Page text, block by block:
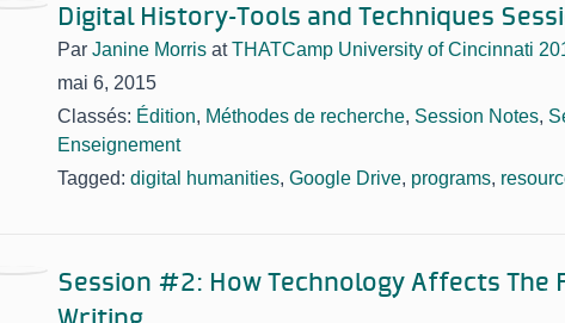
Digital History-Tools and Techniques
Par Janine Morris atTHATCamp University of Cincinnati
mai 6, 2015
Classés: Édition, Méthodes de recherche, Session Notes,
Enseignement
Tagged: digital humanities, Google Drive, programs,
Session #2: How Technology Affects The